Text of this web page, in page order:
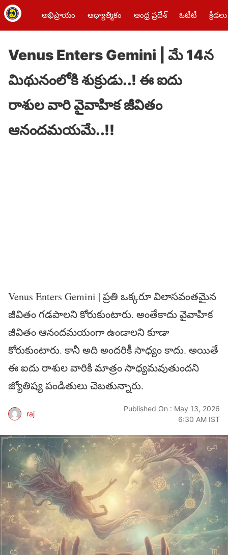
అభిప్రాయం ఆధ్యాత్మికం ఆంధ్ర ప్రదేశ్ ఓటీటీ క్రీడలు
Venus Enters Gemini | మే 14న
మిథునంలోకి శుక్రుడు..! ఈ ఐదు
రాశుల వారి వైవాహిక జీవితం
ఆనంద‌మ‌య‌మే..!!
Venus Enters Gemini | ప్ర‌తి ఒక్క‌రూ విలాస‌వంత‌మైన
జీవితం గ‌డ‌పాల‌ని కోరుకుంటారు. అంతేకాదు వైవాహిక
జీవితం ఆనంద‌మ‌యంగా ఉండాల‌ని కూడా
కోరుకుంటారు. కానీ అది అంద‌రికీ సాధ్యం కాదు. అయితే
ఈ ఐదు రాశుల వారికి మాత్రం సాధ్య‌మ‌వుతుంద‌ని
జ్యోతిష్య పండితులు చెబ‌తున్నారు.
raj
Published On : May 13, 2026
6:30 AM IST